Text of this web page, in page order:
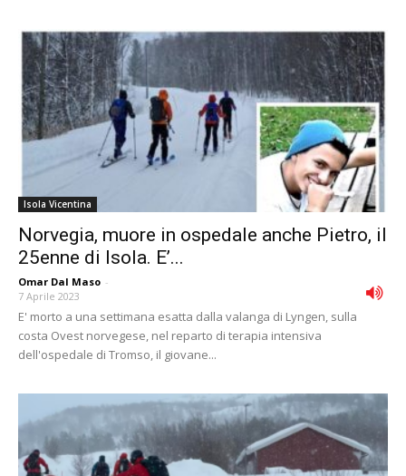
Isola Vicentina
Norvegia, muore in ospedale anche Pietro, il
25enne di Isola. E’...
Omar Dal Maso -
7 Aprile 2023
E' morto a una settimana esatta dalla valanga di Lyngen, sulla
costa Ovest norvegese, nel reparto di terapia intensiva
dell'ospedale di Tromso, il giovane...